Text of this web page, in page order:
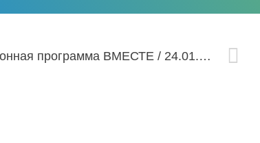
Информационная программа ВМЕСТЕ / 24.01.2023